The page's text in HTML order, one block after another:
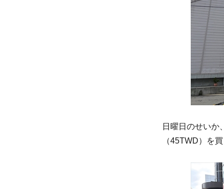
日曜日のせいか
（45TWD）を